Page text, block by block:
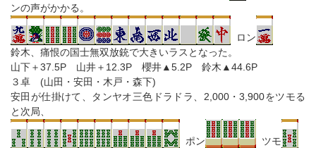
ンの声がかかる。
ロン
鈴木、痛恨の国士無双放銃で大きいラスとなった。
山下＋37.5P 山井＋12.3P 櫻井▲5.2P 鈴木▲44.6P
３卓 (山田・安田・木戸・森下)
安田が仕掛けて、タンヤオ三色ドラドラ、2,000・3,900をツモる
と次局、
ポン
ツモ